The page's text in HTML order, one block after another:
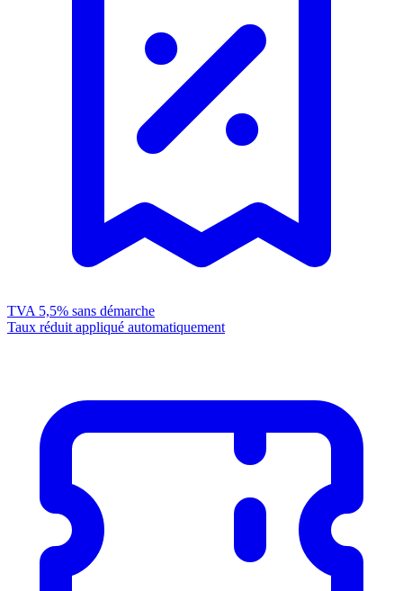
TVA 5,5% sans démarche
Taux réduit appliqué automatiquement